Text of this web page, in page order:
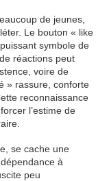
de jeunes,
Le bouton « like
symbole de
réactions peut
voire de
» rassure, conforte
reconnaissance
l’estime de
se cache une
à
peu